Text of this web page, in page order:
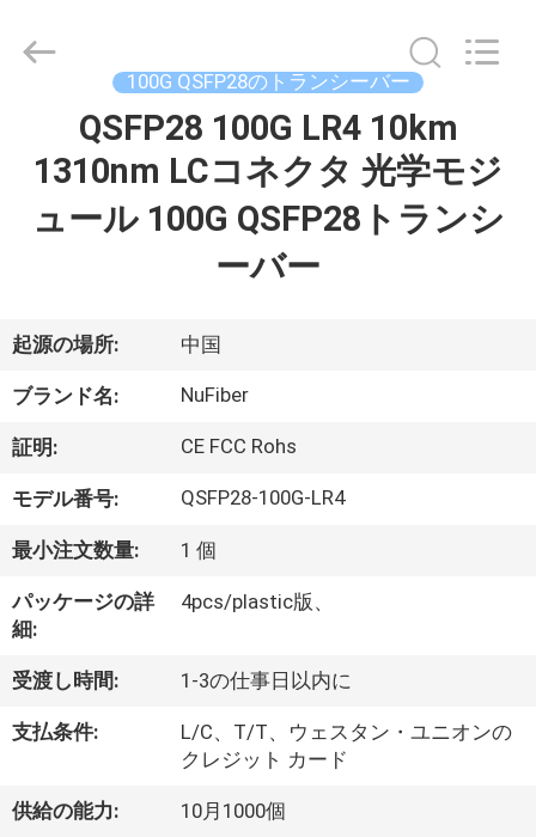
ク
ト
私
達
に
つ
い
て
工
Shenzhen
Fivision
Reserved.
Developed
100G QSFP28のトランシーバー
QSFP28 100G LR4 10km
1310nm LCコネクタ 光学モジ
ュール 100G QSFP28トランシ
ーバー
起源の場所: 中国
ブランド名: NuFiber
証明: CE FCC Rohs
モデル番号: QSFP28-100G-LR4
最小注文数量: 1 個
パッケージの詳
細:
4pcs/plastic版、
受渡し時間: 1-3の仕事日以内に
支払条件:
L/C、T/T、ウェスタン・ユニオンの
クレジット カード
供給の能力: 10月1000個